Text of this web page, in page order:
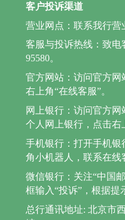
客户投诉渠道
营业网点：联系我行营
客服与投诉热线：致电
95580。
官方网站：访问官方网
右上角“在线客服”。
网上银行：访问官方网
个人网上银行，点击右
手机银行：打开手机银
角小机器人，联系在线
微信银行：关注“中国
框输入“投诉”，根据提
总行通讯地址: 北京市